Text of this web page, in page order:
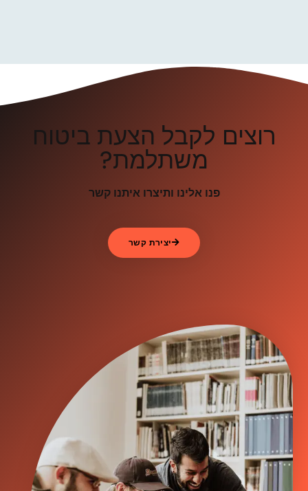
רוצים לקבל הצעת ביטוח
משתלמת?
פנו אלינו ותיצרו איתנו קשר
יצירת קשר